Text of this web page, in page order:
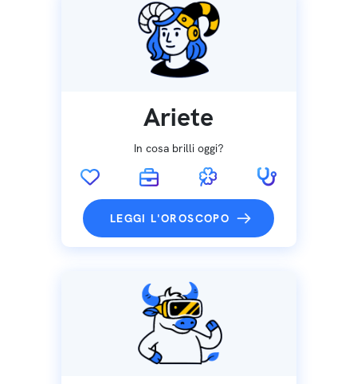
Ariete
In cosa brilli oggi?
LEGGI L'OROSCOPO